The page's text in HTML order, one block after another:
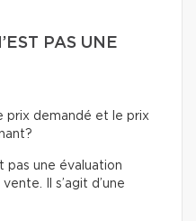
PAS UNE
prix demandé et le prix
pas une évaluation
Il s’agit d’une